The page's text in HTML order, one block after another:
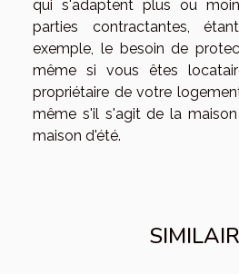
qui s'adaptent plus ou
parties contractantes,
exemple, le besoin de
même si vous êtes
propriétaire de votre
même s'il s'agit de la
maison d'été.